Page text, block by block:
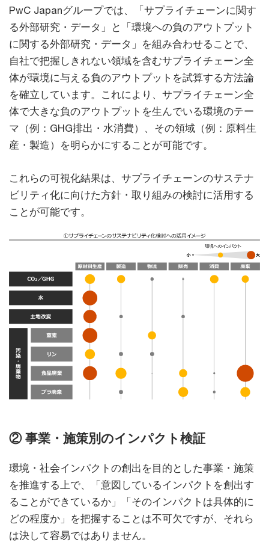
PwC Japanグループでは、「サプライチェーンに関す
る外部研究・データ」と「環境への負のアウトプット
に関する外部研究・データ」を組み合わせることで、
自社で把握しきれない領域を含むサプライチェーン全
体が環境に与える負のアウトプットを試算する方法論
を確立しています。これにより、サプライチェーン全
体で大きな負のアウトプットを生んでいる環境のテー
マ（例：GHG排出・水消費）、その領域（例：原料生
産・製造）を明らかにすることが可能です。
これらの可視化結果は、サプライチェーンのサステナ
ビリティ化に向けた方針・取り組みの検討に活用する
ことが可能です。
② 事業・施策別のインパクト検証
環境・社会インパクトの創出を目的とした事業・施策
を推進する上で、「意図しているインパクトを創出す
ることができているか」「そのインパクトは具体的に
どの程度か」を把握することは不可欠ですが、それら
は決して容易ではありません。